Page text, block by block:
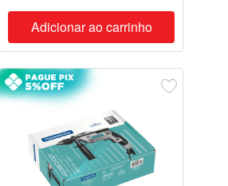
Adicionar ao carrinho